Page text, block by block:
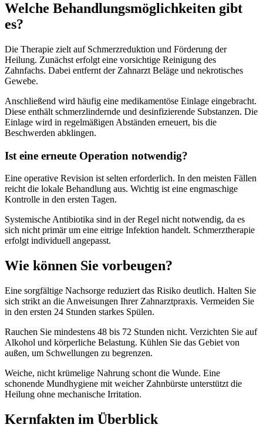
Welche Behandlungsmöglichkeiten gibt
es?
Die Therapie zielt auf Schmerzreduktion und Förderung der
Heilung. Zunächst erfolgt eine vorsichtige Reinigung des
Zahnfachs. Dabei entfernt der Zahnarzt Beläge und nekrotisches
Gewebe.
Anschließend wird häufig eine medikamentöse Einlage eingebracht.
Diese enthält schmerzlindernde und desinfizierende Substanzen. Die
Einlage wird in regelmäßigen Abständen erneuert, bis die
Beschwerden abklingen.
Ist eine erneute Operation notwendig?
Eine operative Revision ist selten erforderlich. In den meisten Fällen
reicht die lokale Behandlung aus. Wichtig ist eine engmaschige
Kontrolle in den ersten Tagen.
Systemische Antibiotika sind in der Regel nicht notwendig, da es
sich nicht primär um eine eitrige Infektion handelt. Schmerztherapie
erfolgt individuell angepasst.
Wie können Sie vorbeugen?
Eine sorgfältige Nachsorge reduziert das Risiko deutlich. Halten Sie
sich strikt an die Anweisungen Ihrer Zahnarztpraxis. Vermeiden Sie
in den ersten 24 Stunden starkes Spülen.
Rauchen Sie mindestens 48 bis 72 Stunden nicht. Verzichten Sie auf
Alkohol und körperliche Belastung. Kühlen Sie das Gebiet von
außen, um Schwellungen zu begrenzen.
Weiche, nicht krümelige Nahrung schont die Wunde. Eine
schonende Mundhygiene mit weicher Zahnbürste unterstützt die
Heilung ohne mechanische Irritation.
Kernfakten im Überblick